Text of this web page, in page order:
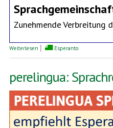
Zunehmende
Weiterlesen über Erklärung des Deutschen
Esperanto
perelingua: